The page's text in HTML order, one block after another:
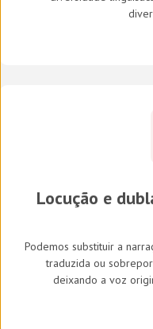
Locução e
Podemos substituir a
traduzida ou
deixando a voz